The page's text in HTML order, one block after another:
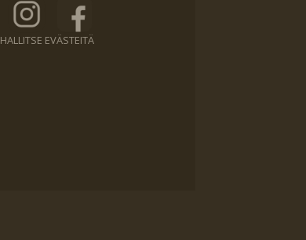
HALLITSE EVÄSTEITÄ